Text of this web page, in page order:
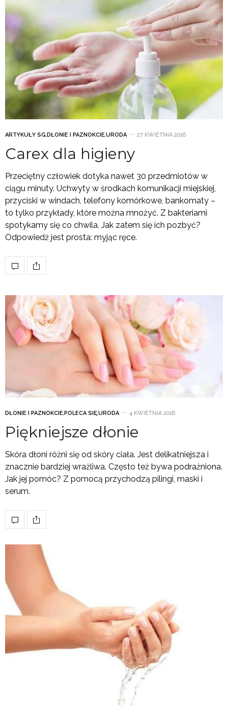
ARTYKUŁY SG,DŁONIE I PAZNOKCIE,URODA 27 KWIETNIA 2016
Carex dla higieny
Przeciętny człowiek dotyka nawet 30 przedmiotów w
ciągu minuty. Uchwyty w środkach komunikacji miejskiej,
przyciski w windach, telefony komórkowe, bankomaty –
to tylko przykłady, które można mnożyć. Z bakteriami
spotykamy się co chwila. Jak zatem się ich pozbyć?
Odpowiedź jest prosta: myjąc ręce.
DŁONIE I PAZNOKCIE,POLECA SIĘ,URODA 4 KWIETNIA 2016
Piękniejsze dłonie
Skóra dłoni różni się od skóry ciała. Jest delikatniejsza i
znacznie bardziej wrażliwa. Często też bywa podrażniona.
Jak jej pomóc? Z pomocą przychodzą pilingi, maski i
serum.